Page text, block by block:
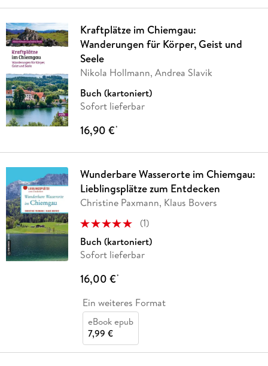
Kraftplätze im Chiemgau:
Wanderungen für Körper, Geist und
Seele
Nikola Hollmann, Andrea Slavik
Buch (kartoniert)
Sofort lieferbar
16,90 €*
Wunderbare Wasserorte im Chiemgau:
Lieblingsplätze zum Entdecken
Christine Paxmann, Klaus Bovers
(1)
Buch (kartoniert)
Sofort lieferbar
16,00 €*
Ein weiteres Format
eBook epub
7,99 €